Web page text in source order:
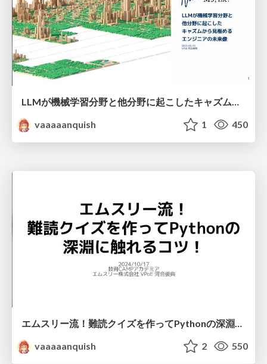
LLMが機械学習分野と他分野に起こしたキャズムから見極めるエンジニアの未来像
vaaaaanquish
1 450
エムスリー流！難読クイズを作ってPythonの深淵に触れるコツ！ - 技育CAMPアカデミア
vaaaaanquish
2 550